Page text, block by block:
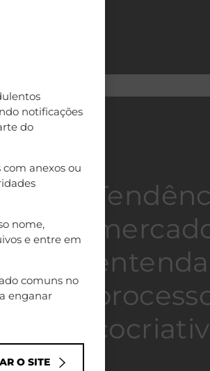
notificações
do
anexos ou
nome,
e entre em
comuns no
enganar
O SITE